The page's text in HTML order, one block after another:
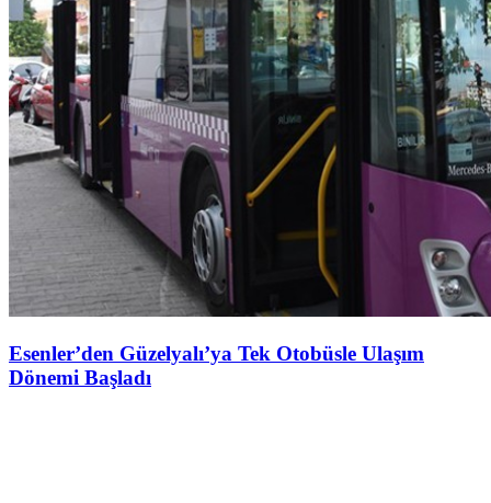
Esenler’den Güzelyalı’ya Tek Otobüsle Ulaşım
Dönemi Başladı